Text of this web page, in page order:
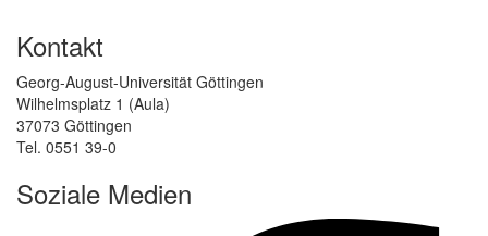
Kontakt
Georg-August-Universität Göttingen
Wilhelmsplatz 1 (Aula)
37073 Göttingen
Tel. 0551 39-0
Soziale Medien